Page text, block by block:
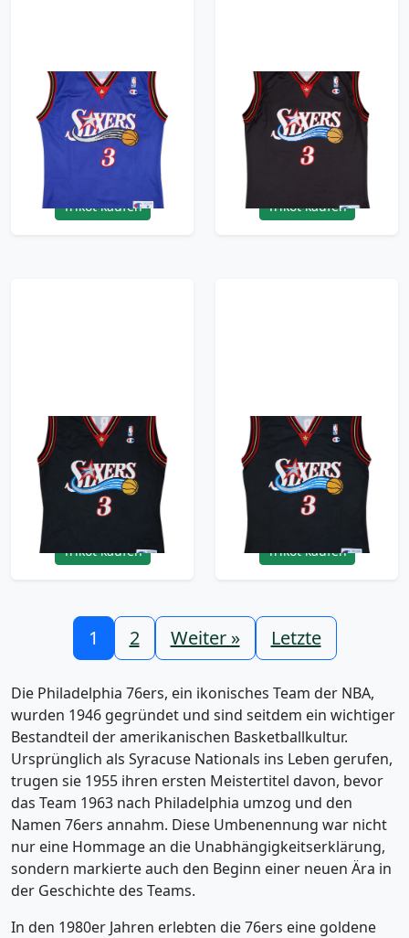
1999-00 Philadelphia
76ers Iverson #3
Champion Alternate
Jersey - 8/10 - (M)
95.99£ · ca. €113
Trikot kaufen
2000-06 Philadelphia
76ers Iverson #3
Champion Away
Jersey - 8/10 - (M)
Trikot kaufen
2000-06 Philadelphia
76ers Iverson #3
Champion Away
Jersey - 9/10 - (M)
95.99£ · ca. €113
Trikot kaufen
2000-06 Philadelphia
76ers Iverson #3
Champion Away
Jersey - 9/10 - (M)
95.99£ · ca. €113
Trikot kaufen
1 2 Weiter » Letzte
Die Philadelphia 76ers, ein ikonisches Team der NBA,
wurden 1946 gegründet und sind seitdem ein wichtiger
Bestandteil der amerikanischen Basketballkultur.
Ursprünglich als Syracuse Nationals ins Leben gerufen,
trugen sie 1955 ihren ersten Meistertitel davon, bevor
das Team 1963 nach Philadelphia umzog und den
Namen 76ers annahm. Diese Umbenennung war nicht
nur eine Hommage an die Unabhängigkeitserklärung,
sondern markierte auch den Beginn einer neuen Ära in
der Geschichte des Teams.
In den 1980er Jahren erlebten die 76ers eine goldene